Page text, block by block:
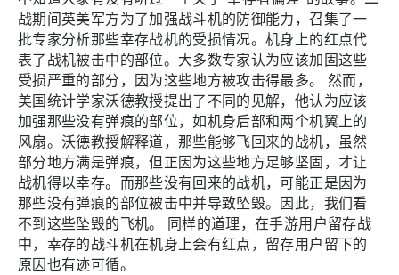
战期间英美军方为了加强战斗机的防御能力，召集了一
批专家分析那些幸存战机的受损情况。机身上的红点代
表了战机被击中的部位。大多数专家认为应该加固这些
受损严重的部分，因为这些地方被攻击得最多。 然而，
美国统计学家沃德教授提出了不同的见解，他认为应该
加强那些没有弹痕的部位，如机身后部和两个机翼上的
风扇。沃德教授解释道，那些能够飞回来的战机，虽然
部分地方满是弹痕，但正因为这些地方足够坚固，才让
战机得以幸存。而那些没有回来的战机，可能正是因为
那些没有弹痕的部位被击中并导致坠毁。因此，我们看
不到这些坠毁的飞机。 同样的道理，在手游用户留存战
中，幸存的战斗机在机身上会有红点，留存用户留下的
原因也有迹可循。